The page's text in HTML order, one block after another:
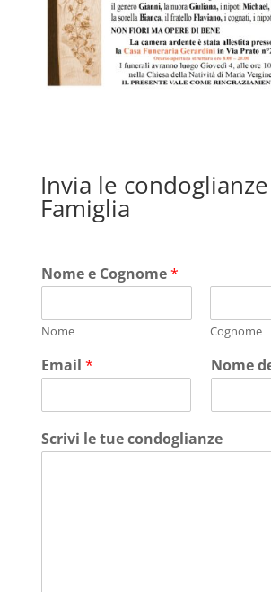
Invia le
Famiglia
Nome e Cognome*
Nome Cognome
Email * Nome
Scrivi le tue condoglianze